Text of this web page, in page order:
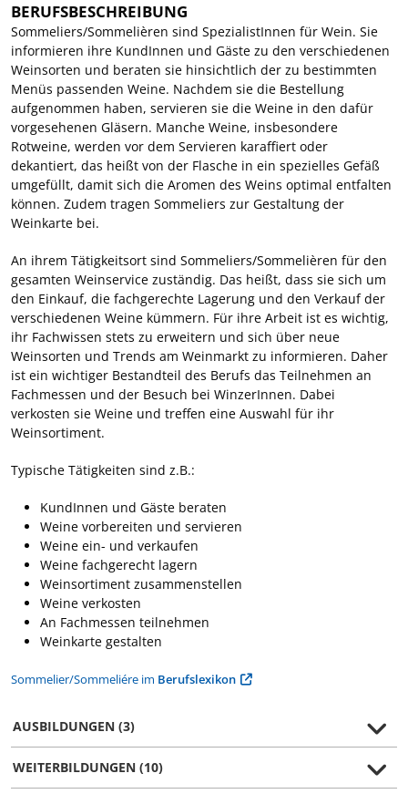
BERUFSBESCHREIBUNG
Sommeliers/Sommelièren sind SpezialistInnen für Wein. Sie
informieren ihre KundInnen und Gäste zu den verschiedenen
Weinsorten und beraten sie hinsichtlich der zu bestimmten
Menüs passenden Weine. Nachdem sie die Bestellung
aufgenommen haben, servieren sie die Weine in den dafür
vorgesehenen Gläsern. Manche Weine, insbesondere
Rotweine, werden vor dem Servieren karaffiert oder
dekantiert, das heißt von der Flasche in ein spezielles Gefäß
umgefüllt, damit sich die Aromen des Weins optimal entfalten
können. Zudem tragen Sommeliers zur Gestaltung der
Weinkarte bei.
An ihrem Tätigkeitsort sind Sommeliers/Sommelièren für den
gesamten Weinservice zuständig. Das heißt, dass sie sich um
den Einkauf, die fachgerechte Lagerung und den Verkauf der
verschiedenen Weine kümmern. Für ihre Arbeit ist es wichtig,
ihr Fachwissen stets zu erweitern und sich über neue
Weinsorten und Trends am Weinmarkt zu informieren. Daher
ist ein wichtiger Bestandteil des Berufs das Teilnehmen an
Fachmessen und der Besuch bei WinzerInnen. Dabei
verkosten sie Weine und treffen eine Auswahl für ihr
Weinsortiment.
Typische Tätigkeiten sind z.B.:
KundInnen und Gäste beraten
Weine vorbereiten und servieren
Weine ein- und verkaufen
Weine fachgerecht lagern
Weinsortiment zusammenstellen
Weine verkosten
An Fachmessen teilnehmen
Weinkarte gestalten
Sommelier/Sommeliére im Berufslexikon
AUSBILDUNGEN (3)
WEITERBILDUNGEN (10)